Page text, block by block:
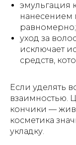
эмульгация
нанесением
равномерно;
уход за
исключает
средств,
Если уделять
взаимностью.
кончики —
косметика
укладку.